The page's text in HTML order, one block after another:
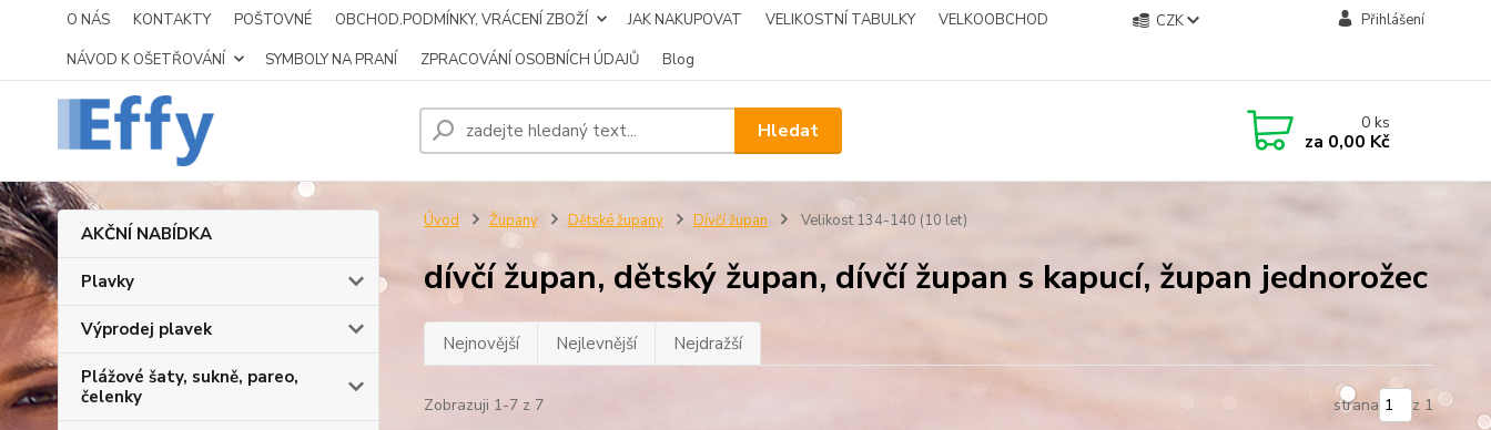
O NÁS KONTAKTY POŠTOVNÉ OBCHOD.PODMÍNKY, VRÁCENÍ ZBOŽÍ JAK NAKUPOVAT VELIKOSTNÍ TABULKY
VELKOOBCHOD
NÁVOD K OŠETŘOVÁNÍ
SYMBOLY NA PRANÍ ZPRACOVÁNÍ OSOBNÍCH ÚDAJŮ Blog
CZK Přihlášení
Hledat 0ks
za 0,00 Kč
AKČNÍ NABÍDKA
Plavky
Výprodej plavek
Plážové šaty, sukně, pareo,
čelenky
Úvod Župany Dětské župany Dívčí župan Velikost 134-140 (10 let)
dívčí župan, dětský župan, dívčí župan s kapucí, župan jednorožec
Nejnovější Nejlevnější Nejdražší
Zobrazuji 1-7 z 7 strana z 1